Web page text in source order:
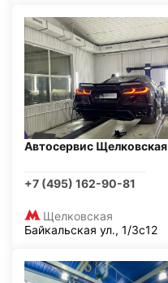
Автосервис Щелковская
+7 (495) 162-90-81
Щелковская
Байкальская ул., 1/3с12